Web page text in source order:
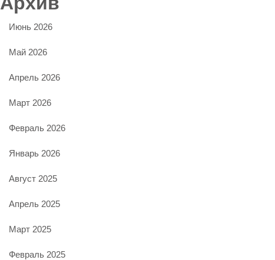
Июнь 2026
Май 2026
Апрель 2026
Март 2026
Февраль 2026
Январь 2026
Август 2025
Апрель 2025
Март 2025
Февраль 2025